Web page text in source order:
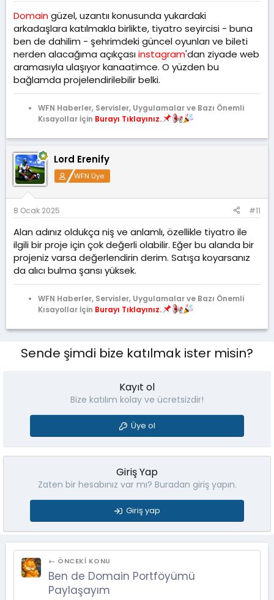
Domaingüzel, uzantıı konusunda yukardaki
arkadaşlara katılmakla birlikte, tiyatro seyircisi - buna
ben de dahilim - şehrimdeki güncel oyunları ve bileti
nerden alacağıma açıkçasıinstagram'dan ziyade web
aramasıyla ulaşıyor kanaatimce. O yüzden bu
bağlamda projelendirilebilir belki.
WFN Haberler, Servisler, Uygulamalar ve Bazı Önemli
Kısayollar İçin Burayı Tıklayınız.
Lord Erenify
WFN Üye
8 Ocak 2025 #11
Alan adınız oldukça niş ve anlamlı, özellikle tiyatro ile
ilgili bir proje için çok değerli olabilir. Eğer bu alanda bir
projeniz varsa değerlendirin derim. Satışa koyarsanız
da alıcı bulma şansı yüksek.
WFN Haberler, Servisler, Uygulamalar ve Bazı Önemli
Kısayollar İçin Burayı Tıklayınız.
Sende şimdi bize katılmak ister misin?
Kayıt ol
Bize katılım kolay ve ücretsizdir!
Üye ol
Giriş Yap
Zaten bir hesabınız var mı? Buradan giriş yapın.
Giriş yap
← ÖNCEKI KONU
Ben de Domain Portföyümü
Paylaşayım